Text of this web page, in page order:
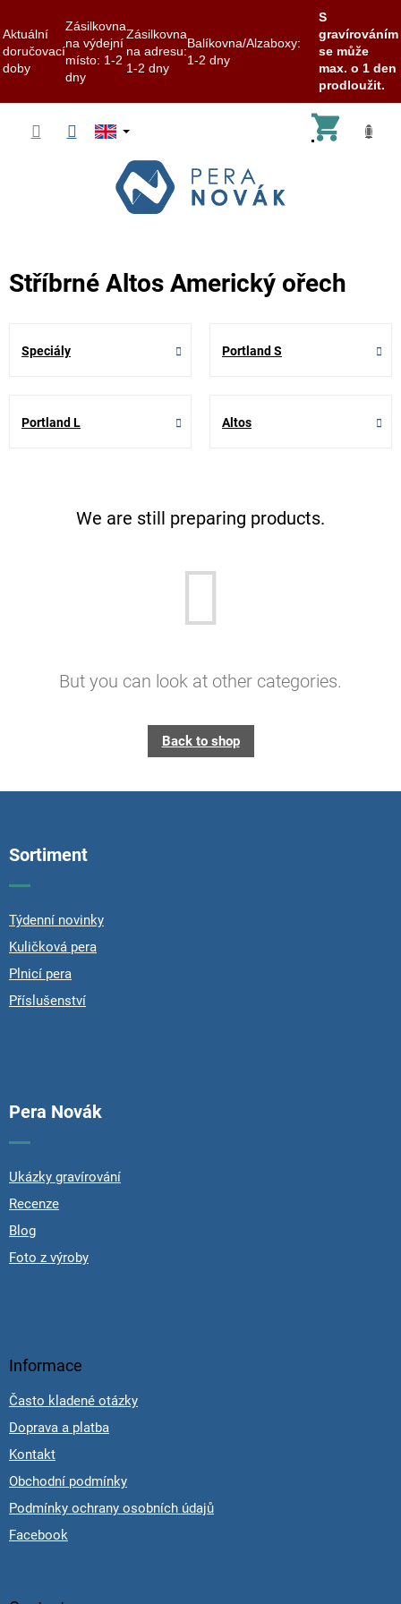
Aktuální
doručovací
doby
Zásilkovna
na výdejní
místo: 1-2
dny
Zásilkovna
na adresu:
1-2 dny
Balíkovna/Alzaboxy:
1-2 dny
S
gravírováním
se může
max. o 1 den
prodloužit.
Stříbrné Altos Americký ořech
Speciály Portland S
Portland L Altos
We are still preparing products.
But you can look at other categories.
Back to shop
Sortiment
Týdenní novinky
Kuličková pera
Plnicí pera
Příslušenství
Pera Novák
Ukázky gravírování
Recenze
Blog
Foto z výroby
Informace
Často kladené otázky
Doprava a platba
Kontakt
Obchodní podmínky
Podmínky ochrany osobních údajů
Facebook